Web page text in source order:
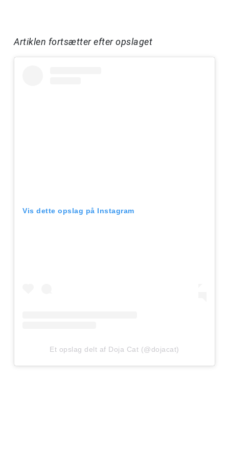
Artiklen fortsætter efter opslaget
Vis dette opslag på Instagram
Et opslag delt af Doja Cat (@dojacat)